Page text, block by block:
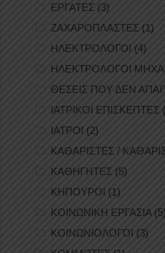
ΕΡΓΑΤΕΣ (3)
ΖΑΧΑΡΟΠΛΑΣΤΕΣ (1)
ΗΛΕΚΤΡΟΛΟΓΟΙ (4)
ΗΛΕΚΤΡΟΛΟΓΟΙ
ΘΕΣΕΙΣ ΠΟΥ ΔΕΝ
ΙΑΤΡΙΚΟΙ ΕΠΙΣΚΕΠΤΕΣ
ΙΑΤΡΟΙ (2)
ΚΑΘΑΡΙΣΤΕΣ /
ΚΑΘΗΓΗΤΕΣ (5)
ΚΗΠΟΥΡΟΙ (1)
ΚΟΙΝΩΝΙΚΗ ΕΡΓΑΣΙΑ(5)
ΚΟΙΝΩΝΙΟΛΟΓΟΙ (3)